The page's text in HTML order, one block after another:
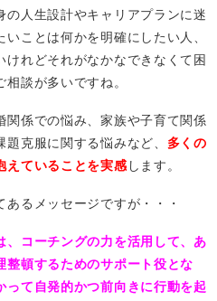
の人生設計やキャリアプランに迷
ことは何かを明確にしたい人、
れどそれがなかなできなくて困
談が多いですね。
関係での悩み、家族や子育て関係
克服に関する悩みなど、 多くの
えていることを実感します。
るメッセージですが・・・
、コーチングの力を活用して、あ
頓するためのサポート役とな
って自発的かつ前向きに行動を起